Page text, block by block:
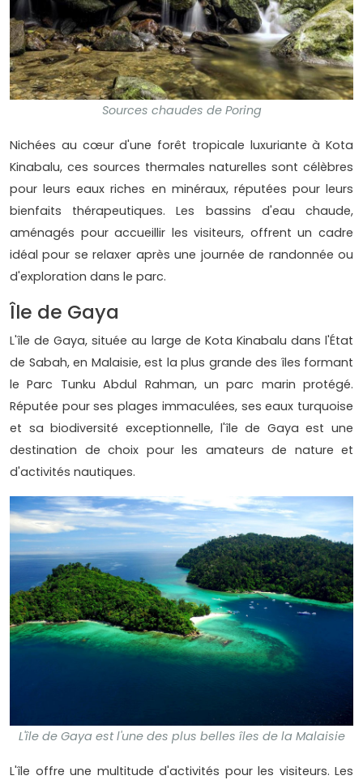
Sources chaudes de Poring
Nichées au cœur d'une forêt tropicale luxuriante à Kota
Kinabalu, ces sources thermales naturelles sont célèbres
pour leurs eaux riches en minéraux, réputées pour leurs
bienfaits thérapeutiques. Les bassins d'eau chaude,
aménagés pour accueillir les visiteurs, offrent un cadre
idéal pour se relaxer après une journée de randonnée ou
d'exploration dans le parc.
Île de Gaya
L'île de Gaya, située au large de Kota Kinabalu dans l'État
de Sabah, en Malaisie, est la plus grande des îles formant
le Parc Tunku Abdul Rahman, un parc marin protégé.
Réputée pour ses plages immaculées, ses eaux turquoise
et sa biodiversité exceptionnelle, l'île de Gaya est une
destination de choix pour les amateurs de nature et
d'activités nautiques.
L'île de Gaya est l'une des plus belles îles de la Malaisie
L'île offre une multitude d'activités pour les visiteurs. Les